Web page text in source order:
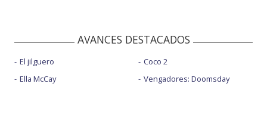
AVANCES DESTACADOS
El jilguero
Ella McCay
Coco 2
Vengadores: Doomsday